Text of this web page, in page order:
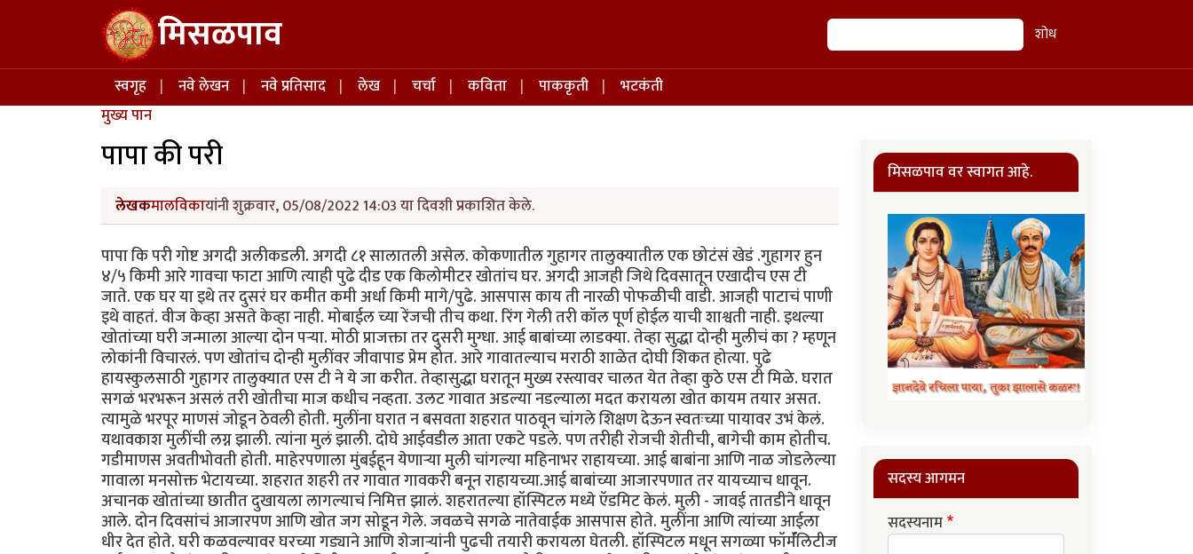
Skip to main content मिसळपाव शोध शोध
Main navigation
स्वगृह नवे लेखन नवे प्रतिसाद लेख चर्चा कविता पाककृती
भटकंती
मुख्य पान
पापा की परी
लेखकमालविकायांनी शुक्रवार, 05/08/2022 14:03 या दिवशी प्रकाशित केले.
पापा कि परी गोष्ट अगदी अलीकडली. अगदी ८१ सालातली असेल. कोकणातील गुहागर तालुक्यातील एक छोटंसं खेडं .गुहागर हुन
४/५ किमी आरे गावचा फाटा आणि त्याही पुढे दीड एक किलोमीटर खोतांच घर. अगदी आजही जिथे दिवसातून एखादीच एस टी
जाते. एक घर या इथे तर दुसरं घर कमीत कमी अर्धा किमी मागे/पुढे. आसपास काय ती नारळी पोफळीची वाडी. आजही पाटाचं पाणी
इथे वाहतं. वीज केव्हा असते केव्हा नाही. मोबाईल च्या रेंजची तीच कथा. रिंग गेली तरी कॉल पूर्ण होईल याची शाश्वती नाही. इथल्या
खोतांच्या घरी जन्माला आल्या दोन पऱ्या. मोठी प्राजक्ता तर दुसरी मुग्धा. आई बाबांच्या लाडक्या. तेव्हा सुद्धा दोन्ही मुलीचं का ? म्हणून
लोकांनी विचारलं. पण खोतांच दोन्ही मुलींवर जीवापाड प्रेम होत. आरे गावातल्याच मराठी शाळेत दोघी शिकत होत्या. पुढे
हायस्कुलसाठी गुहागर तालुक्यात एस टी ने ये जा करीत. तेव्हासुद्धा घरातून मुख्य रस्त्यावर चालत येत तेव्हा कुठे एस टी मिळे. घरात
सगळं भरभरून असलं तरी खोतीचा माज कधीच नव्हता. उलट गावात अडल्या नडल्याला मदत करायला खोत कायम तयार असत.
त्यामुळे भरपूर माणसं जोडून ठेवली होती. मुलींना घरात न बसवता शहरात पाठवून चांगले शिक्षण देऊन स्वतःच्या पायावर उभं केलं.
यथावकाश मुलींची लग्न झाली. त्यांना मुलं झाली. दोघे आईवडील आता एकटे पडले. पण तरीही रोजची शेतीची, बागेची काम होतीच.
गडीमाणस अवतीभोवती होती. माहेरपणाला मुंबईहून येणाऱ्या मुली चांगल्या महिनाभर राहायच्या. आई बाबांना आणि नाळ जोडलेल्या
गावाला मनसोक्त भेटायच्या. शहरात शहरी तर गावात गावकरी बनून राहायच्या.आई बाबांच्या आजारपणात तर यायच्याच धावून.
अचानक खोतांच्या छातीत दुखायला लागल्याचं निमित्त झालं. शहरातल्या हॉस्पिटल मध्ये ऍडमिट केलं. मुली - जावई तातडीने धावून
आले. दोन दिवसांचं आजारपण आणि खोत जग सोडून गेले. जवळचे सगळे नातेवाईक आसपास होते. मुलींना आणि त्यांच्या आईला
धीर देत होते. घरी कळवल्यावर घरच्या गड्याने आणि शेजाऱ्यांनी पुढची तयारी करायला घेतली. हॉस्पिटल मधून सगळ्या फॉर्मॅलिटीज
मिसळपाव वर स्वागत आहे.
सदस्य आगमन
सदस्यनाम